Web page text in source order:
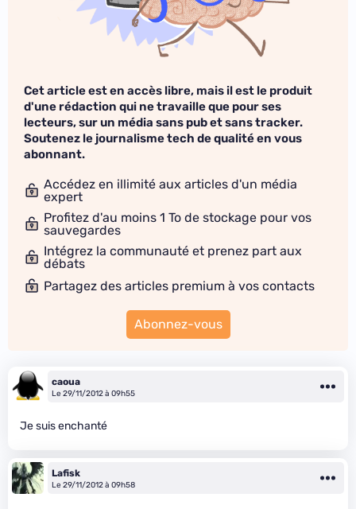
Cet article est en accès libre, mais il est le produit
d'une rédaction qui ne travaille que pour ses
lecteurs, sur un média sans pub et sans tracker.
Soutenez le journalisme tech de qualité en vous
abonnant.
Accédez en illimité aux articles d'un média
expert
Profitez d'au moins 1 To de stockage pour vos
sauvegardes
Intégrez la communauté et prenez part aux
débats
Partagez des articles premium à vos contacts
Abonnez-vous
caoua
Le 29/11/2012 à 09h55
Je suis enchanté
Lafisk
Le 29/11/2012 à 09h58